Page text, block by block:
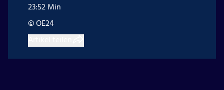
23:52 Min
© OE24